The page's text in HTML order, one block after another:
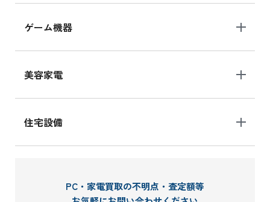
ゲーム機器
美容家電
住宅設備
PC・家電買取の不明点・査定額等